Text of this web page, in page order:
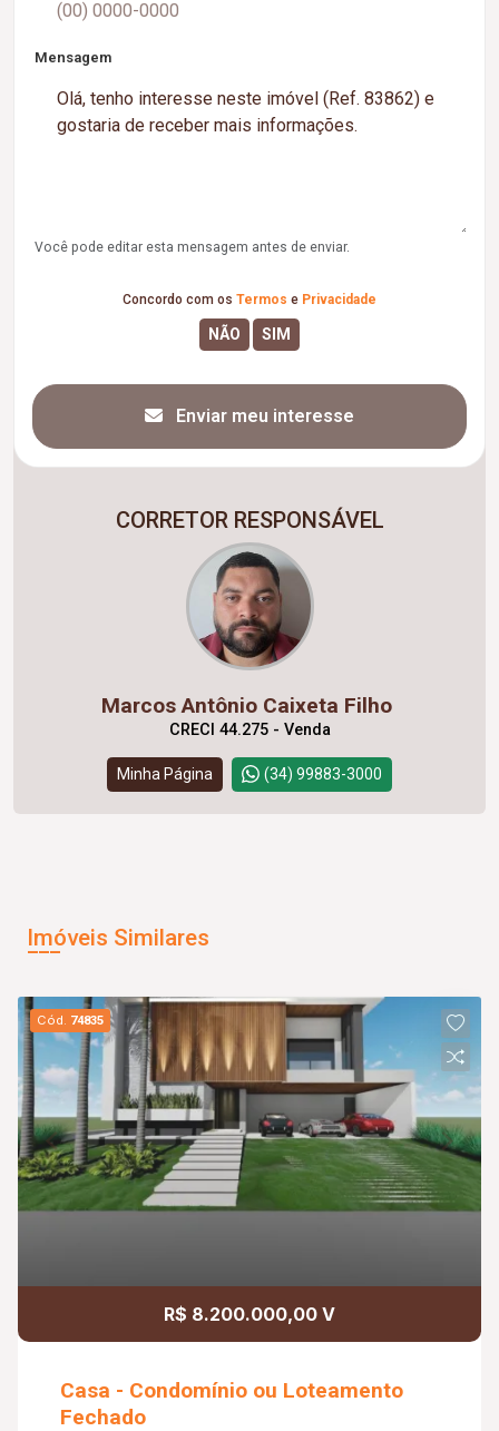
Mensagem
Você pode editar esta mensagem antes de enviar.
Concordo com os Termos e Privacidade
Enviar meu interesse
CORRETOR RESPONSÁVEL
Marcos Antônio Caixeta Filho
CRECI 44.275 - Venda
Minha Página (34) 99883-3000
Imóveis Similares
Cód. 74835
R$ 8.200.000,00 V
Casa - Condomínio ou Loteamento
Fechado